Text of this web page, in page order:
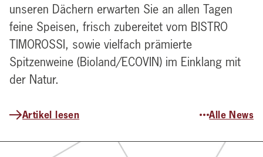
unseren Dächern erwarten Sie an allen Tagen
feine Speisen, frisch zubereitet vom BISTRO
TIMOROSSI, sowie vielfach prämierte
Spitzenweine (Bioland/ECOVIN) im Einklang mit
der Natur.
Artikel lesen Alle News